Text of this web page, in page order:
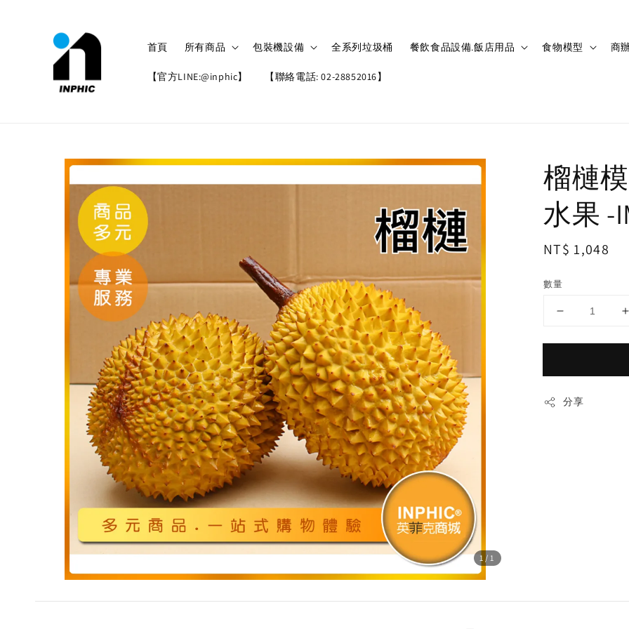
首頁 所有商品 包裝機設備 全系列垃圾桶 餐飲食品設備.飯店用品 食物模型 商
【官方LINE:@inphic】 【聯絡電話: 02-28852016】
1/1
榴槤
水果 -
Regular
NT$ 1,048
數量
分享